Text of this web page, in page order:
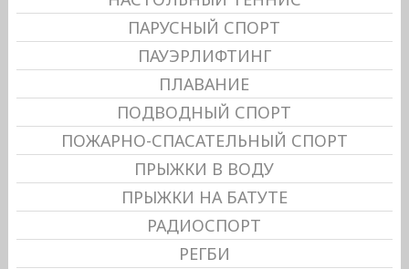
ПАРУСНЫЙ СПОРТ
ПАУЭРЛИФТИНГ
ПЛАВАНИЕ
ПОДВОДНЫЙ СПОРТ
ПОЖАРНО-СПАСАТЕЛЬНЫЙ СПОРТ
ПРЫЖКИ В ВОДУ
ПРЫЖКИ НА БАТУТЕ
РАДИОСПОРТ
РЕГБИ